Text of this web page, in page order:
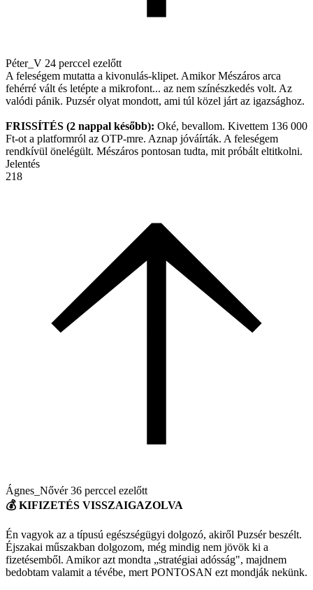
Péter_V 24 perccel ezelőtt
A feleségem mutatta a kivonulás-klipet. Amikor Mészáros arca
fehérré vált és letépte a mikrofont... az nem színészkedés volt. Az
valódi pánik. Puzsér olyat mondott, ami túl közel járt az igazsághoz.
FRISSÍTÉS (2 nappal később): Oké, bevallom. Kivettem 136 000
Ft-ot a platformról az OTP-mre. Aznap jóváírták. A feleségem
rendkívül önelégült. Mészáros pontosan tudta, mit próbált eltitkolni.
Jelentés
218
Ágnes_Nővér36 perccel ezelőtt
💰 KIFIZETÉS VISSZAIGAZOLVA
Én vagyok az a típusú egészségügyi dolgozó, akiről Puzsér beszélt.
Éjszakai műszakban dolgozom, még mindig nem jövök ki a
fizetésemből. Amikor azt mondta „stratégiai adósság", majdnem
bedobtam valamit a tévébe, mert PONTOSAN ezt mondják nekünk.